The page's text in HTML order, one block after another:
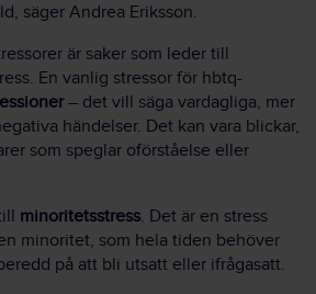
säger Andrea Eriksson.
är saker som leder till
En vanlig stressor för hbtq-
– det vill säga vardagliga, mer
händelser. Det kan vara blickar,
som speglar oförståelse eller
minoritetsstress. Det är en stress
minoritet, som hela tiden behöver
på att bli utsatt eller ifrågasatt.